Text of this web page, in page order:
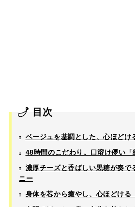
目次
ベージュを基調とした、心ほどけ
48時間のこだわり。口溶け儚い「
濃厚チーズと香ばしい黒糖が奏で
ニー
身体を芯から癒やし、心ほどける